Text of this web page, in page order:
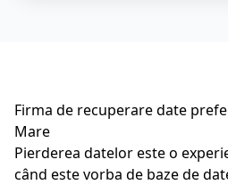
Firma de recuperare date
Mare
Pierderea datelor este o
când este vorba de baze de